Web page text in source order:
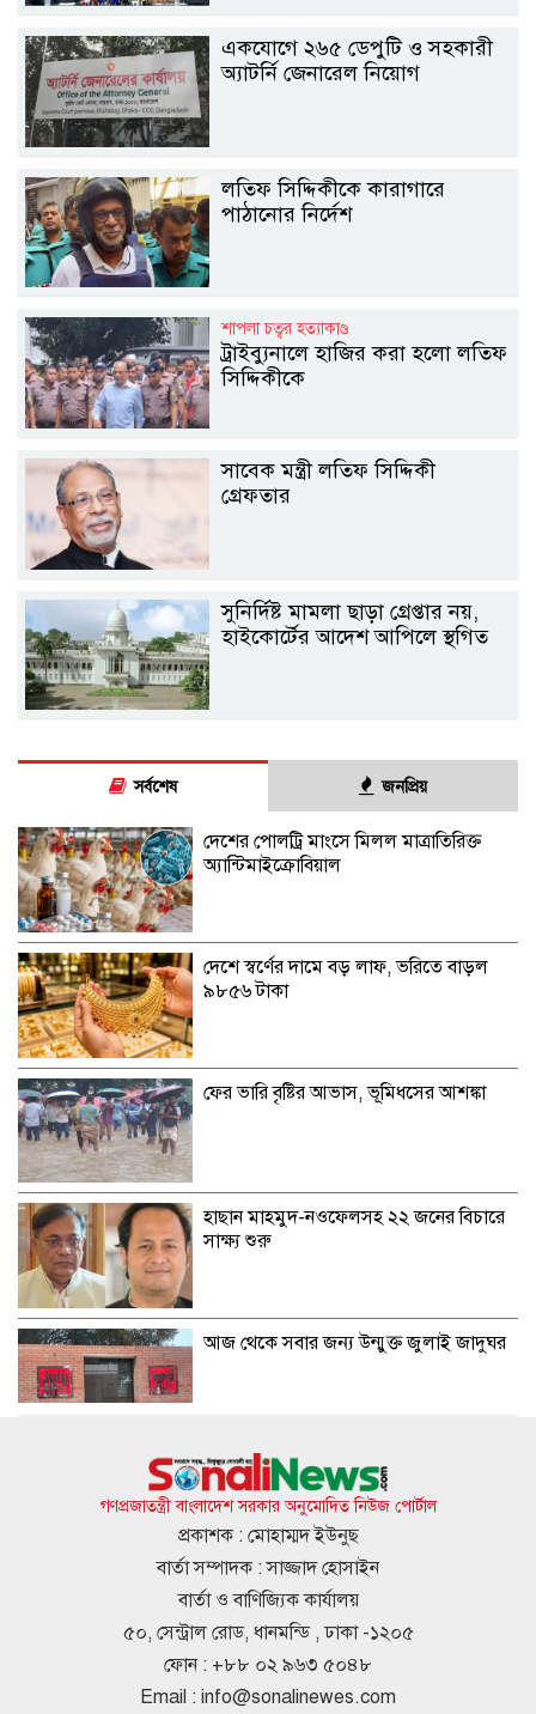
একযোগে ২৬৫ ডেপুটি ও সহকারী
অ্যাটর্নি জেনারেল নিয়োগ
লতিফ সিদ্দিকীকে কারাগারে
পাঠানোর নির্দেশ
শাপলা চত্বর হত্যাকাণ্ড
ট্রাইব্যুনালে হাজির করা হলো লতিফ
সিদ্দিকীকে
সাবেক মন্ত্রী লতিফ সিদ্দিকী
গ্রেফতার
সুনির্দিষ্ট মামলা ছাড়া গ্রেপ্তার নয়,
হাইকোর্টের আদেশ আপিলে স্থগিত
সর্বশেষ জনপ্রিয়
দেশের পোলট্রি মাংসে মিলল মাত্রাতিরিক্ত
অ্যান্টিমাইক্রোবিয়াল
দেশে স্বর্ণের দামে বড় লাফ, ভরিতে বাড়ল
৯৮৫৬ টাকা
ফের ভারি বৃষ্টির আভাস, ভূমিধসের আশঙ্কা
হাছান মাহমুদ-নওফেলসহ ২২ জনের বিচারে
সাক্ষ্য শুরু
আজ থেকে সবার জন্য উন্মুক্ত জুলাই জাদুঘর
জাতীয় গ্রিডে এলএনজি সরবরাহ শুরু, কমতে
পারে গ্যাস সংকট
মেসির জোড়া গোলে মায়ামির অবিশ্বাস্য
গণপ্রজাতন্ত্রী বাংলাদেশ সরকার অনুমোদিত নিউজ পোর্টাল
প্রকাশক : মোহাম্মদ ইউনুছ
বার্তা সম্পাদক : সাজ্জাদ হোসাইন
বার্তা ও বাণিজ্যিক কার্যালয়
৫০, সেন্ট্রাল রোড, ধানমন্ডি , ঢাকা -১২০৫
ফোন : +৮৮ ০২ ৯৬৩ ৫০৪৮
Email : info@sonalinewes.com